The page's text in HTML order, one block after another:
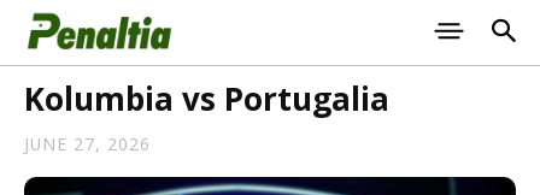
Kolumbia vs Portugalia
JUNE 27, 2026